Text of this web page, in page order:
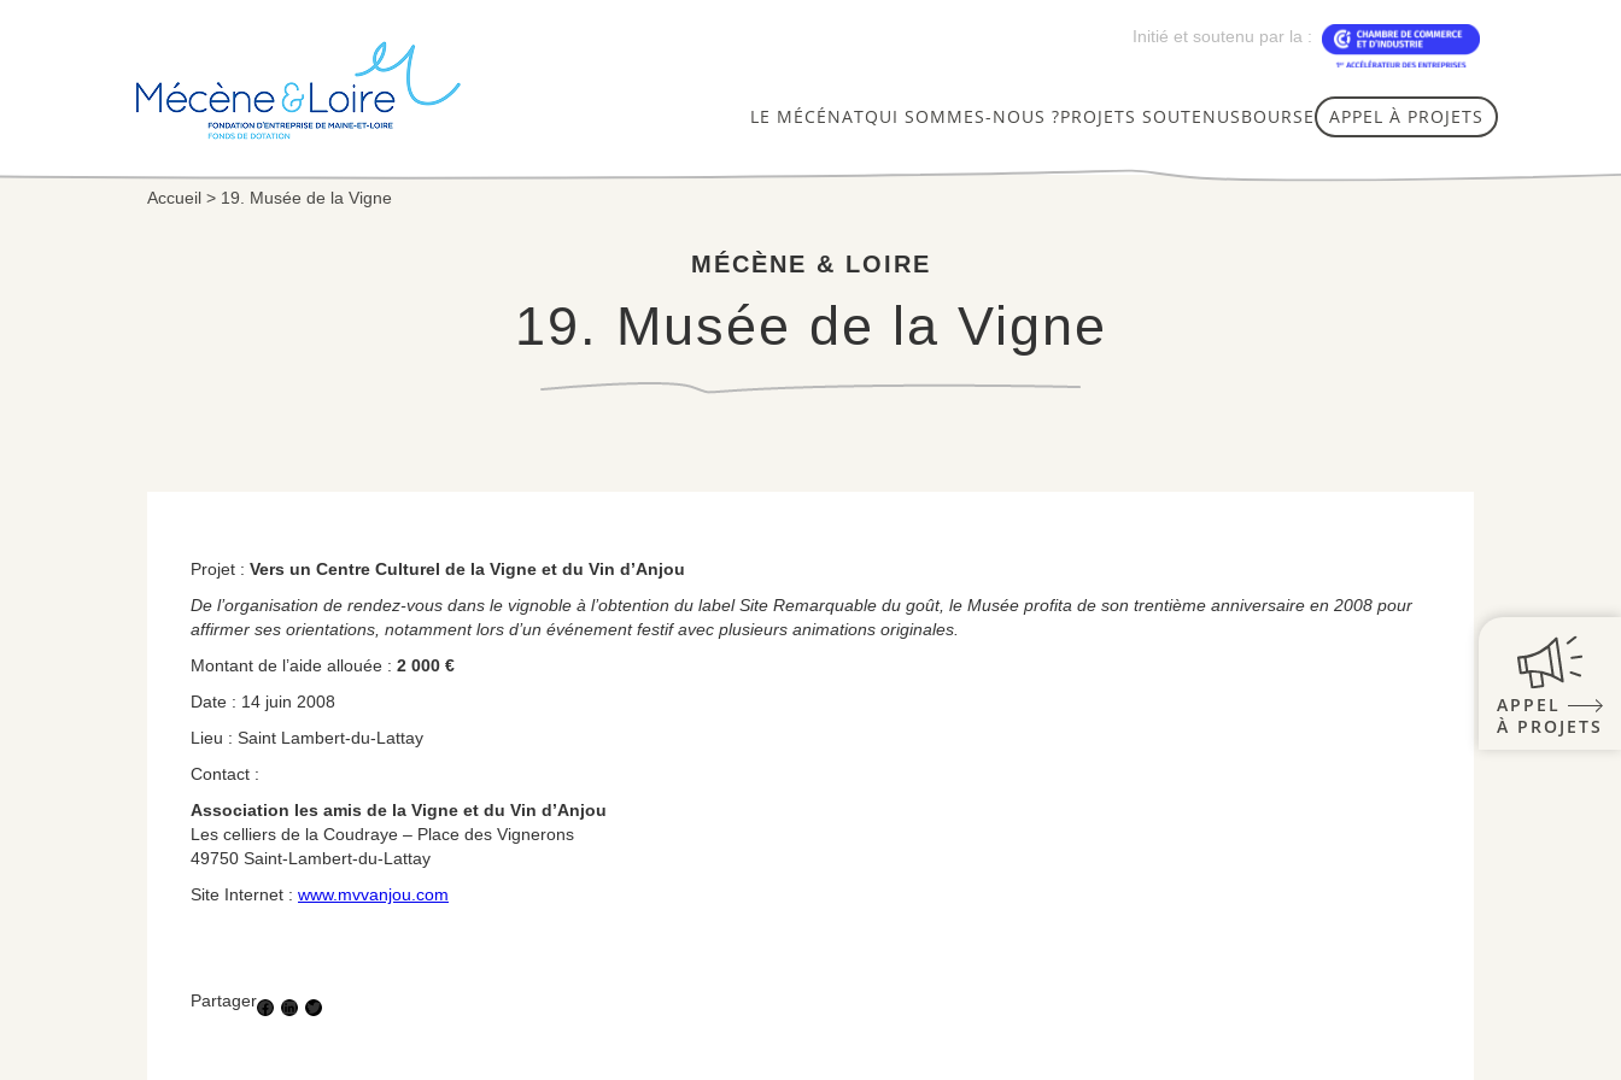
Initié et soutenu par la :
LE MÉCÉNATQUI SOMMES-NOUS ?PROJETS SOUTENUSBOURSE APPEL À PROJETS
APPEL
À PROJETS
Accueil > 19. Musée de la Vigne
MÉCÈNE & LOIRE
19. Musée de la Vigne
Projet : Vers un Centre Culturel de la Vigne et du Vin d’Anjou
De l’organisation de rendez-vous dans le vignoble à l’obtention du label Site Remarquable du goût, le Musée profita de son trentième anniversaire en 2008 pour
affirmer ses orientations, notamment lors d’un événement festif avec plusieurs animations originales.
Montant de l’aide allouée : 2 000 €
Date : 14 juin 2008
Lieu : Saint Lambert-du-Lattay
Contact :
Association les amis de la Vigne et du Vin d’Anjou
Les celliers de la Coudraye – Place des Vignerons
49750 Saint-Lambert-du-Lattay
Site Internet : www.mvvanjou.com
PartagerFacebook
LinkedIn
Twitter